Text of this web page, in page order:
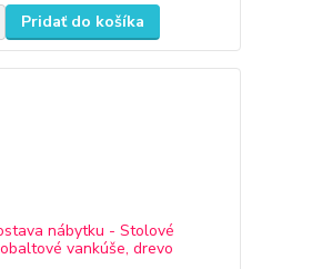
Pridať do košíka